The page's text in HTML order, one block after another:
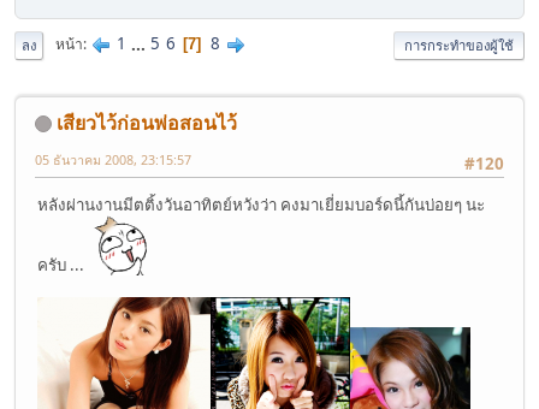
ลง หน้า 1 ... 5 6 7 8 การกระทำของผู้ใช้
เสียวไว้ก่อนพ่อสอนไว้
#120
05 ธันวาคม 2008, 23:15:57
หลังผ่านงานมีตติ้งวันอาทิตย์หวังว่า คงมาเยี่ยมบอร์ดนี้กันบ่อยๆ นะ
ครับ ...